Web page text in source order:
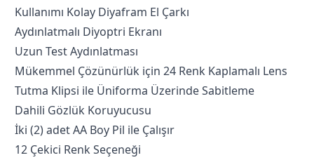
Kullanımı Kolay Diyafram El Çarkı
Aydınlatmalı Diyoptri Ekranı
Uzun Test Aydınlatması
Mükemmel Çözünürlük için 24 Renk Kaplamalı Lens
Tutma Klipsi ile Üniforma Üzerinde Sabitleme
Dahili Gözlük Koruyucusu
İki (2) adet AA Boy Pil ile Çalışır
12 Çekici Renk Seçeneği